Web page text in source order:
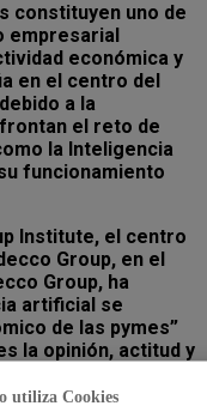
constituyen uno de
empresarial
económica y
en el centro del
a la
el reto de
la Inteligencia
funcionamiento
Institute, el centro
Group, en el
Group, ha
artificial se
de las pymes”
la opinión, actitud y
españolas
de la IA en sus
utiliza Cookies